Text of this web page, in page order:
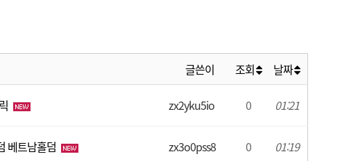
글쓴이 조회 날짜
zx2yku5io 0 01:21
베트남홀덤 zx3o0pss8 0 01:19